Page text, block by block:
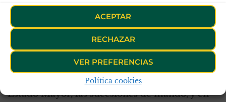
ACEPTAR
RECHAZAR
VER PREFERENCIAS
Política cookies
transitoria en tanto en cuanto NO queden
reguladas las pruebas de evaluación física, no
entrando en vigor este apartado dentro del
grupo 4 hasta su regulación.
Otra modificación serán los umbrales de
selección para el curso de General y el de
Estado Mayor, las sucesiones de mando, y en